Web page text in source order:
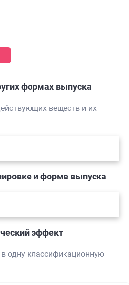
формах выпуска
веществ и их
и форме выпуска
эффект
одну классификационную